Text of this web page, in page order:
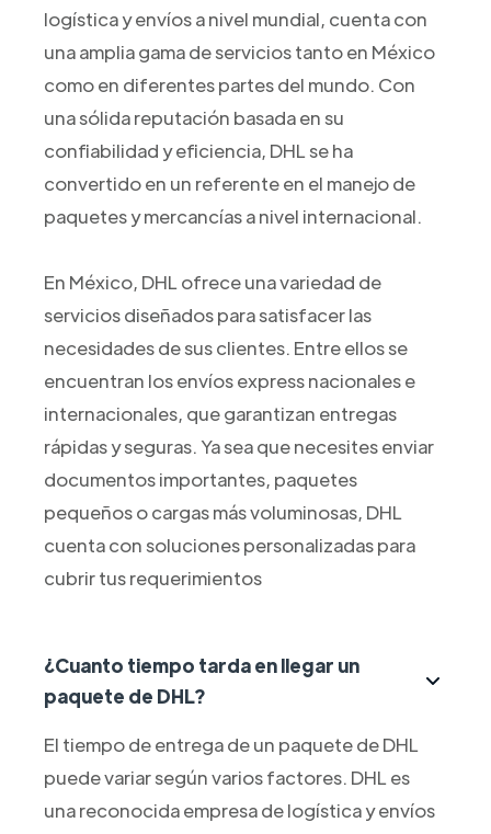
logística y envíos a nivel mundial, cuenta con
una amplia gama de servicios tanto en México
como en diferentes partes del mundo. Con
una sólida reputación basada en su
confiabilidad y eficiencia, DHL se ha
convertido en un referente en el manejo de
paquetes y mercancías a nivel internacional.
En México, DHL ofrece una variedad de
servicios diseñados para satisfacer las
necesidades de sus clientes. Entre ellos se
encuentran los envíos express nacionales e
internacionales, que garantizan entregas
rápidas y seguras. Ya sea que necesites enviar
documentos importantes, paquetes
pequeños o cargas más voluminosas, DHL
cuenta con soluciones personalizadas para
cubrir tus requerimientos
¿Cuanto tiempo tarda en llegar un
paquete de DHL?
El tiempo de entrega de un paquete de DHL
puede variar según varios factores. DHL es
una reconocida empresa de logística y envíos